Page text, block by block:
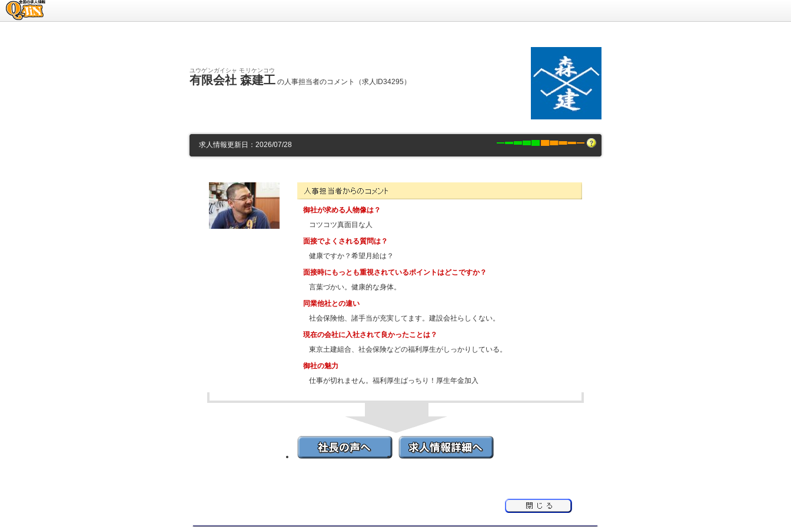
有限会社 森建工
ユウゲンガイシャ モリケンコウ
の人事担当者のコメント（求人ID34295）
求人情報のQ-JiN
求人情報更新日：2026/07/28
御社が求める人物像は？
コツコツ真面目な人
面接でよくされる質問は？
健康ですか？希望月給は？
面接時にもっとも重視されているポイントはどこですか？
言葉づかい。健康的な身体。
同業他社との違い
社会保険他、諸手当が充実してます。建設会社らしくない。
現在の会社に入社されて良かったことは？
東京土建組合、社会保険などの福利厚生がしっかりしている。
御社の魅力
仕事が切れません。福利厚生ばっちり！厚生年金加入